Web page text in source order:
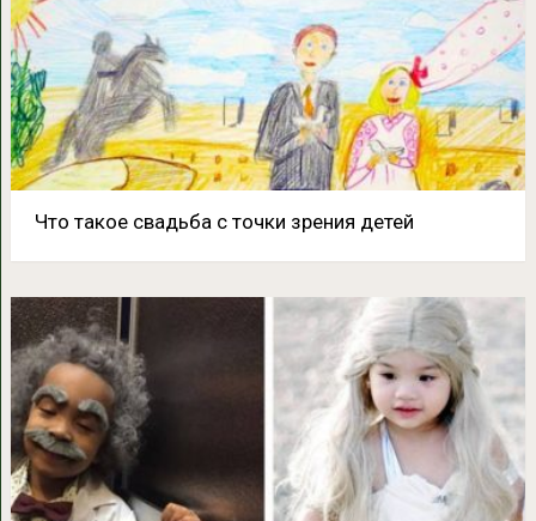
Что такое свадьба с точки зрения детей